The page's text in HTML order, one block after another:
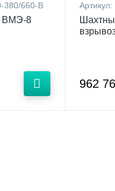
380/660-В
ВМЭ-8
Артикул:
962